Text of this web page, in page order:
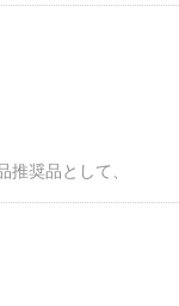
推奨品として、